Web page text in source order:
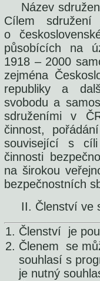
Název
Cílem
o
působících na
1918 – 2000
zejména
republiky a
svobodu a
sdruženími v
činnost,
související s
činnosti
na širokou
bezpečnostních
II. Členství ve
Členství je
Členem se
souhlasí s
je nutný